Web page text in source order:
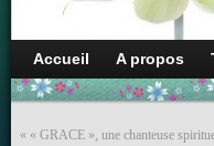
Accueil A propos
« « GRACE », une chanteuse